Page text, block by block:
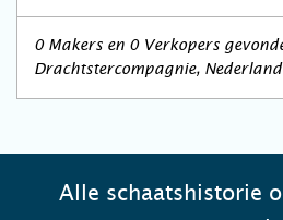
0 Makers en 0 Verkopers
Drachtstercompagnie, Nederland
Alle schaatshistorie